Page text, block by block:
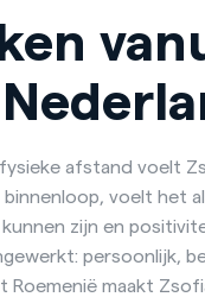
afstand voelt
voelt het
zijn en
persoonlijk,
Roemenië maakt